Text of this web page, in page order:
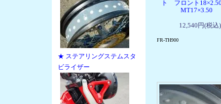
★ ステアリングステムスタ
ビライザー
ト フロント
MT17×3.50
12,540円(税込)
FR-TH900